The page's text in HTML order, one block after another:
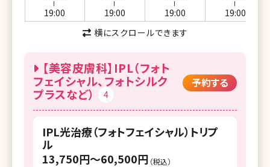
湘南美容クリニック いわき院
湘南美容クリニック 水戸院
湘南美容クリニック 宇都宮院
湘南美容クリニック 高崎院
湘南美容クリニック 大宮東口院
湘南美容クリニック 大宮西口院
湘南美容クリニック 浦和院
19:00 19:00 19:00
19:00
横にスクロールできます
【美容皮膚科】IPL（フォト
フェイシャル、フォトシルク
プラスなど）
4
予約する
IPL光治療（フォトフェイシャル）トリプ
ル
13,750円〜60,500円 （税込）